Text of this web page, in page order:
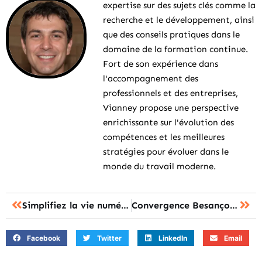
expertise sur des sujets clés comme la
recherche et le développement, ainsi
que des conseils pratiques dans le
domaine de la formation continue.
Fort de son expérience dans
l'accompagnement des
professionnels et des entreprises,
Vianney propose une perspective
enrichissante sur l'évolution des
compétences et les meilleures
stratégies pour évoluer dans le
monde du travail moderne.
Simplifiez la vie numérique avec le webmail de l’académie de Besançon Convergence Besançon : comment résoudre les problèmes d’accès rapidement ?
Facebook Twitter LinkedIn Email